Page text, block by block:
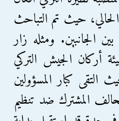
في 17 فبراير الحالي، حيث تم التباحث
الجانبين. ومثله زار
أركان الجيش التركي
الحالي حيث التقى كبار المسؤولين
المشترك ضد تنظيم